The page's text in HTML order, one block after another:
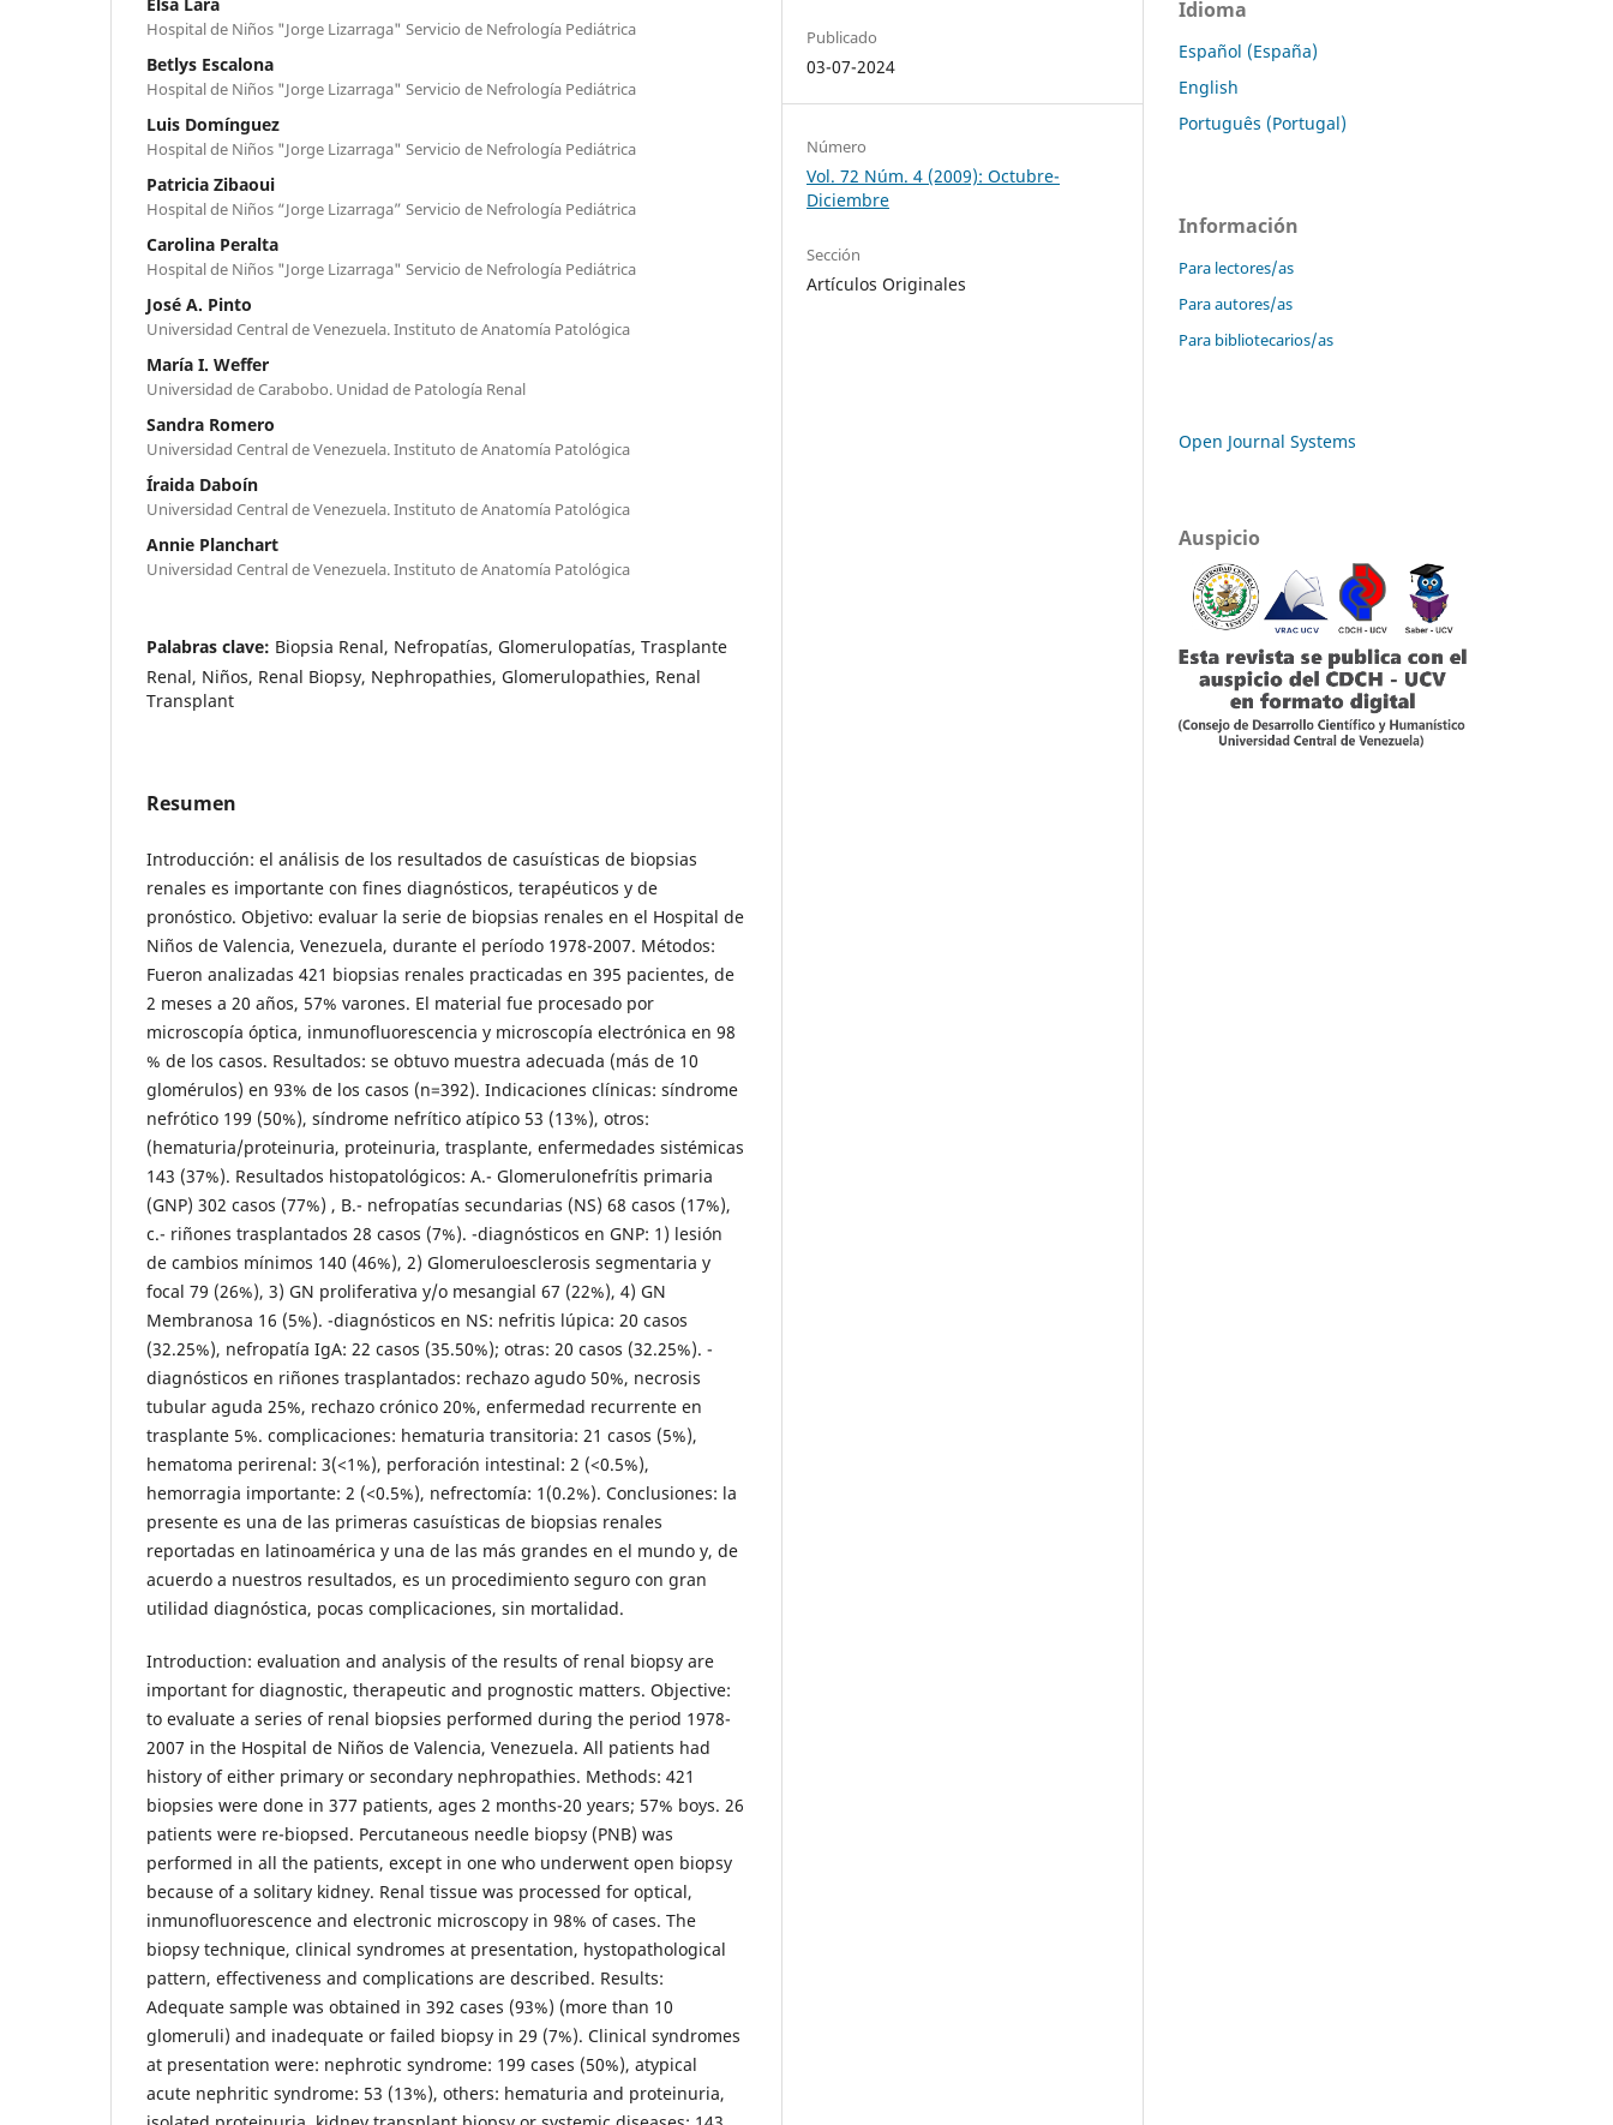
Hospital de Niños "Jorge Lizarraga" Servicio de Nefrología Pediátrica
Betlys Escalona
Hospital de Niños "Jorge Lizarraga" Servicio de Nefrología Pediátrica
Luis Domínguez
Hospital de Niños "Jorge Lizarraga" Servicio de Nefrología Pediátrica
Patricia Zibaoui
Hospital de Niños “Jorge Lizarraga” Servicio de Nefrología Pediátrica
Carolina Peralta
Hospital de Niños "Jorge Lizarraga" Servicio de Nefrología Pediátrica
José A. Pinto
Universidad Central de Venezuela. Instituto de Anatomía Patológica
María I. Weffer
Universidad de Carabobo. Unidad de Patología Renal
Sandra Romero
Universidad Central de Venezuela. Instituto de Anatomía Patológica
Íraida Daboín
Universidad Central de Venezuela. Instituto de Anatomía Patológica
Annie Planchart
Universidad Central de Venezuela. Instituto de Anatomía Patológica
Palabras clave: Biopsia Renal, Nefropatías, Glomerulopatías, Trasplante
Renal, Niños, Renal Biopsy, Nephropathies, Glomerulopathies, Renal
Transplant
Resumen
Introducción: el análisis de los resultados de casuísticas de biopsias
renales es importante con fines diagnósticos, terapéuticos y de
pronóstico. Objetivo: evaluar la serie de biopsias renales en el Hospital de
Niños de Valencia, Venezuela, durante el período 1978-2007. Métodos:
Fueron analizadas 421 biopsias renales practicadas en 395 pacientes, de
2 meses a 20 años, 57% varones. El material fue procesado por
microscopía óptica, inmunofluorescencia y microscopía electrónica en 98
% de los casos. Resultados: se obtuvo muestra adecuada (más de 10
glomérulos) en 93% de los casos (n=392). Indicaciones clínicas: síndrome
nefrótico 199 (50%), síndrome nefrítico atípico 53 (13%), otros:
(hematuria/proteinuria, proteinuria, trasplante, enfermedades sistémicas
143 (37%). Resultados histopatológicos: A.- Glomerulonefrítis primaria
(GNP) 302 casos (77%) , B.- nefropatías secundarias (NS) 68 casos (17%),
c.- riñones trasplantados 28 casos (7%). -diagnósticos en GNP: 1) lesión
de cambios mínimos 140 (46%), 2) Glomeruloesclerosis segmentaria y
focal 79 (26%), 3) GN proliferativa y/o mesangial 67 (22%), 4) GN
Membranosa 16 (5%). -diagnósticos en NS: nefritis lúpica: 20 casos
(32.25%), nefropatía IgA: 22 casos (35.50%); otras: 20 casos (32.25%). -
diagnósticos en riñones trasplantados: rechazo agudo 50%, necrosis
tubular aguda 25%, rechazo crónico 20%, enfermedad recurrente en
trasplante 5%. complicaciones: hematuria transitoria: 21 casos (5%),
hematoma perirenal: 3(<1%), perforación intestinal: 2 (<0.5%),
hemorragia importante: 2 (<0.5%), nefrectomía: 1(0.2%). Conclusiones: la
presente es una de las primeras casuísticas de biopsias renales
reportadas en latinoamérica y una de las más grandes en el mundo y, de
acuerdo a nuestros resultados, es un procedimiento seguro con gran
utilidad diagnóstica, pocas complicaciones, sin mortalidad.
Introduction: evaluation and analysis of the results of renal biopsy are
important for diagnostic, therapeutic and prognostic matters. Objective:
to evaluate a series of renal biopsies performed during the period 1978-
2007 in the Hospital de Niños de Valencia, Venezuela. All patients had
history of either primary or secondary nephropathies. Methods: 421
biopsies were done in 377 patients, ages 2 months-20 years; 57% boys. 26
patients were re-biopsed. Percutaneous needle biopsy (PNB) was
performed in all the patients, except in one who underwent open biopsy
because of a solitary kidney. Renal tissue was processed for optical,
inmunofluorescence and electronic microscopy in 98% of cases. The
biopsy technique, clinical syndromes at presentation, hystopathological
pattern, effectiveness and complications are described. Results:
Adequate sample was obtained in 392 cases (93%) (more than 10
glomeruli) and inadequate or failed biopsy in 29 (7%). Clinical syndromes
at presentation were: nephrotic syndrome: 199 cases (50%), atypical
acute nephritic syndrome: 53 (13%), others: hematuria and proteinuria,
Publicado
03-07-2024
Número
Vol. 72 Núm. 4 (2009): Octubre-
Diciembre
Sección
Artículos Originales
Idioma
Español (España)
English
Português (Portugal)
Información
Para lectores/as
Para autores/as
Para bibliotecarios/as
Open Journal Systems
Auspicio